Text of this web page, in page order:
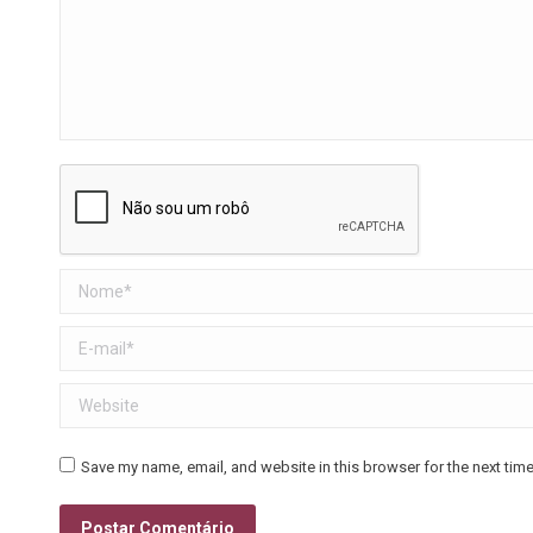
Nome *
E-mail *
Website
Save my name, email, and website in this browser for the next
Postar Comentário